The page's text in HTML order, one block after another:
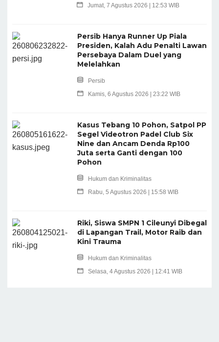
Jumat, 7 Agustus 2026 | 12:53 WIB
Persib Hanya Runner Up Piala
Presiden, Kalah Adu Penalti Lawan
Persebaya Dalam Duel yang
Melelahkan
Persib
Kamis, 6 Agustus 2026 | 23:22 WIB
Kasus Tebang 10 Pohon, Satpol PP
Segel Videotron Padel Club Six
Nine dan Ancam Denda Rp100
Juta serta Ganti dengan 100
Pohon
Hukum dan Kriminalitas
Rabu, 5 Agustus 2026 | 15:58 WIB
Riki, Siswa SMPN 1 Cileunyi Dibegal
di Lapangan Trail, Motor Raib dan
Kini Trauma
Hukum dan Kriminalitas
Selasa, 4 Agustus 2026 | 12:41 WIB